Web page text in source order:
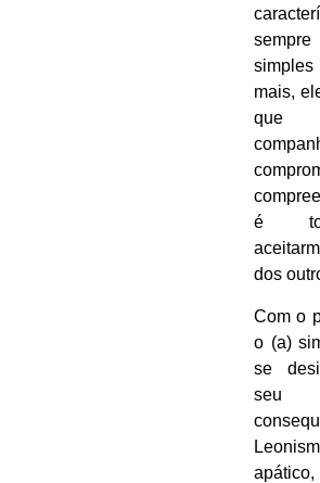
simples
mais,
que
é
dos
Com o
o (a)
se